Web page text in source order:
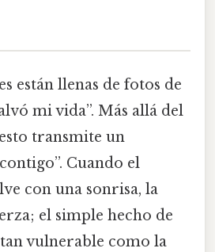
están llenas de fotos de
mi vida”. Más allá del
transmite un
Cuando el
con una sonrisa, la
el simple hecho de
vulnerable como la